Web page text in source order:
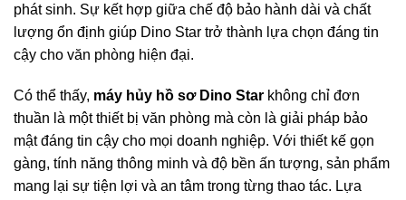
phát sinh. Sự kết hợp giữa chế độ bảo hành dài và chất
lượng ổn định giúp Dino Star trở thành lựa chọn đáng tin
cậy cho văn phòng hiện đại.
Có thể thấy, máy hủy hồ sơ Dino Star không chỉ đơn
thuần là một thiết bị văn phòng mà còn là giải pháp bảo
mật đáng tin cậy cho mọi doanh nghiệp. Với thiết kế gọn
gàng, tính năng thông minh và độ bền ấn tượng, sản phẩm
mang lại sự tiện lợi và an tâm trong từng thao tác. Lựa